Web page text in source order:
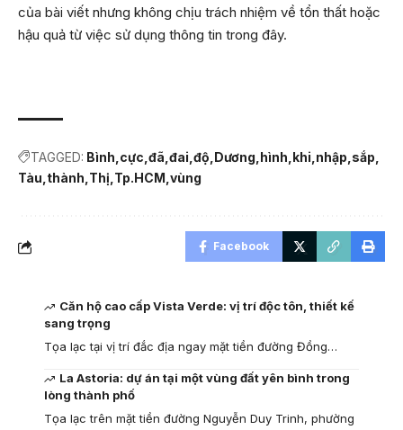
của bài viết nhưng không chịu trách nhiệm về tổn thất hoặc
hậu quả từ việc sử dụng thông tin trong đây.
TAGGED: Bình cực đã đai độ Dương hình khi nhập sắp
Tàu thành Thị Tp.HCM vùng
Facebook
Căn hộ cao cấp Vista Verde: vị trí độc tôn, thiết kế
sang trọng
Tọa lạc tại vị trí đắc địa ngay mặt tiền đường Đồng…
La Astoria: dự án tại một vùng đất yên bình trong
lòng thành phố
Tọa lạc trên mặt tiền đường Nguyễn Duy Trinh, phường